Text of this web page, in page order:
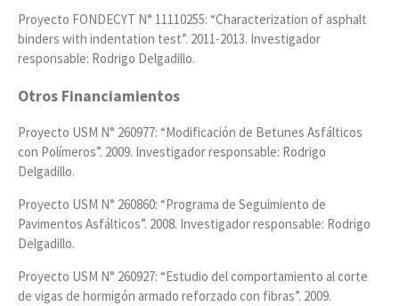
Proyecto FONDECYT N° 11110255: “Characterization of asphalt
binders with indentation test”. 2011-2013. Investigador
responsable: Rodrigo Delgadillo.
Otros Financiamientos
Proyecto USM N° 260977: “Modificación de Betunes Asfálticos
con Polímeros”. 2009. Investigador responsable: Rodrigo
Delgadillo.
Proyecto USM N° 260860: “Programa de Seguimiento de
Pavimentos Asfálticos”. 2008. Investigador responsable: Rodrigo
Delgadillo.
Proyecto USM N° 260927: “Estudio del comportamiento al corte
de vigas de hormigón armado reforzado con fibras”. 2009.